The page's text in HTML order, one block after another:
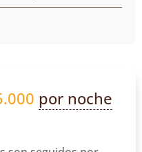
por noche